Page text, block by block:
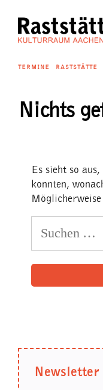
Inhalt
TERMINE RASTSTÄTTE
Nichts
Es sieht so
konnten,
Suchen
nach:
Newsletter